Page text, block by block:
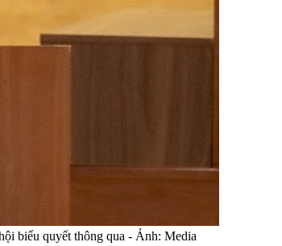
biểu quyết thông qua - Ảnh: Media